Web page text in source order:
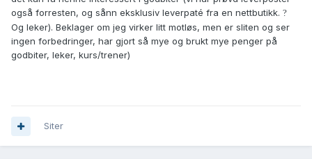
også forresten, og sånn eksklusiv leverpaté fra en nettbutikk. ?
Og leker). Beklager om jeg virker litt motløs, men er sliten og ser
ingen forbedringer, har gjort så mye og brukt mye penger på
godbiter, leker, kurs/trener)
Siter